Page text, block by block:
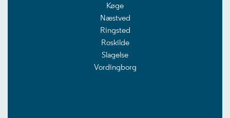
Køge
Næstved
Ringsted
Roskilde
Slagelse
Vordingborg